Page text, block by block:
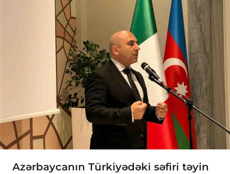
Azərbaycanın Türkiyədəki səfiri təyin